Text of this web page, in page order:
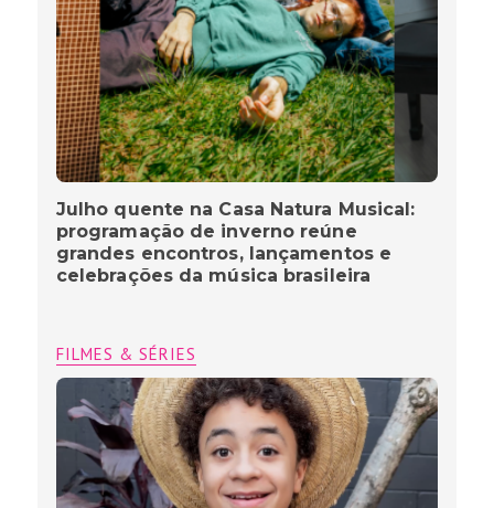
Julho quente na Casa Natura Musical:
programação de inverno reúne
grandes encontros, lançamentos e
celebrações da música brasileira
FILMES & SÉRIES